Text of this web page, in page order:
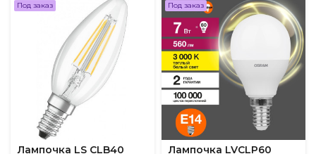
Под заказ
Лампочка LS CLB40
Под заказ
Лампочка LVCLP60